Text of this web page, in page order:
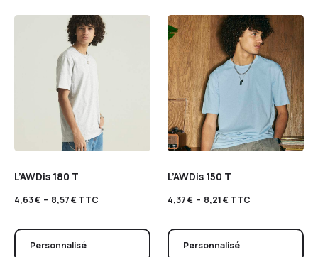
L’AWDis 180 T
4,63€ – 8,57€TTC
Personnalisé
L’AWDis 150 T
4,37€ – 8,21€TTC
Personnalisé